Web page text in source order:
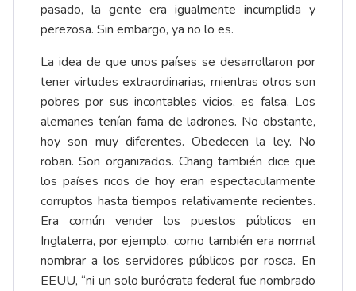
pasado, la gente era igualmente incumplida y
perezosa. Sin embargo, ya no lo es.
La idea de que unos países se desarrollaron por
tener virtudes extraordinarias, mientras otros son
pobres por sus incontables vicios, es falsa. Los
alemanes tenían fama de ladrones. No obstante,
hoy son muy diferentes. Obedecen la ley. No
roban. Son organizados. Chang también dice que
los países ricos de hoy eran espectacularmente
corruptos hasta tiempos relativamente recientes.
Era común vender los puestos públicos en
Inglaterra, por ejemplo, como también era normal
nombrar a los servidores públicos por rosca. En
EEUU, “ni un solo burócrata federal fue nombrado